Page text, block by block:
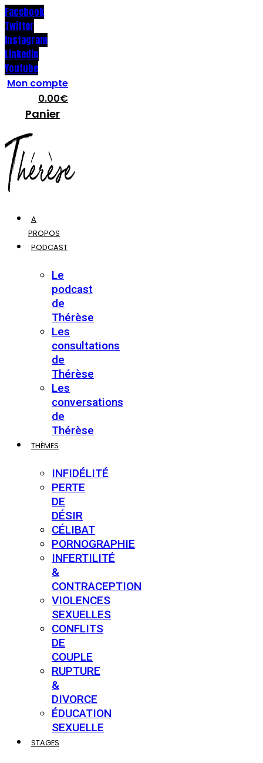
Facebook
Twitter
Instagram
Linkedin
Youtube
Mon compte
0.00€
Panier
A
PROPOS
PODCAST
Le
podcast
de
Thérèse
Les
consultations
de
Thérèse
Les
conversations
de
Thérèse
THÈMES
INFIDÉLITÉ
PERTE
DE
DÉSIR
CÉLIBAT
PORNOGRAPHIE
INFERTILITÉ
&
CONTRACEPTION
VIOLENCES
SEXUELLES
CONFLITS
DE
COUPLE
RUPTURE
&
DIVORCE
ÉDUCATION
SEXUELLE
STAGES